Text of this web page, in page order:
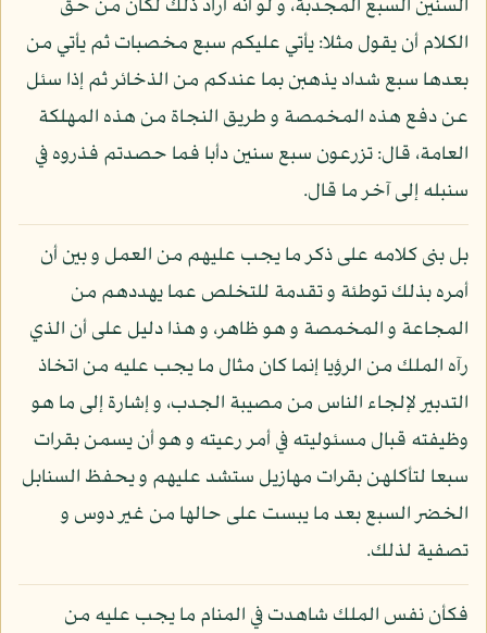
السنين السبع المجدبة، و لو أنه أراد ذلك لكان من حق
الكلام أن يقول مثلا: يأتي عليكم سبع مخصبات ثم يأتي من
بعدها سبع شداد يذهبن بما عندكم من الذخائر ثم إذا سئل
عن دفع هذه المخمصة و طريق النجاة من هذه المهلكة
العامة، قال: تزرعون سبع سنين دأبا فما حصدتم فذروه في
سنبله إلى آخر ما قال.
بل بنى كلامه على ذكر ما يجب عليهم من العمل و بين أن
أمره بذلك توطئة و تقدمة للتخلص عما يهددهم من
المجاعة و المخمصة و هو ظاهر، و هذا دليل على أن الذي
رآه الملك من الرؤيا إنما كان مثال ما يجب عليه من اتخاذ
التدبير لإلجاء الناس من مصيبة الجدب، و إشارة إلى ما هو
وظيفته قبال مسئوليته في أمر رعيته و هو أن يسمن بقرات
سبعا لتأكلهن بقرات مهازيل ستشد عليهم و يحفظ السنابل
الخضر السبع بعد ما يبست على حالها من غير دوس و
تصفية لذلك.
فكأن نفس الملك شاهدت في المنام ما يجب عليه من